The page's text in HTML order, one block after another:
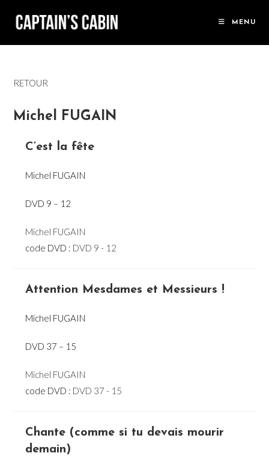
MENU
RETOUR
Michel FUGAIN
C’est la fête
Michel FUGAIN
DVD 9 – 12
Michel FUGAIN
code DVD : DVD 9 - 12
Attention Mesdames et Messieurs !
Michel FUGAIN
DVD 37 – 15
Michel FUGAIN
code DVD : DVD 37 - 15
Chante (comme si tu devais mourir
demain)